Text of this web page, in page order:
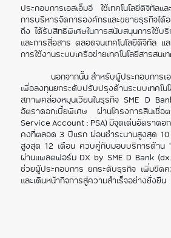
ประกอบการเอสเอ็มอี ใช้เทคโนโลยีดิจิทัลแ
การบริหารจัดการองค์กรและขยายธุรกิจไ
ถึง ได้รับสิทธิพิเศษในการสนับสนุนการใช้บริ
และการสื่อสาร ตลอดจนเทคโนโลยีดิจิทัล
การใช้งานระบบเครือข่ายเทคโนโลยีสารสนเ
นอกจากนั้น สำหรับผู้ประกอบการเ
เพื่อลงทุนยกระดับปรับปรุงด้านระบบเท
สภาพคล่องหมุนเวียนในธุรกิจ SME D
อัตราดอกเบี้ยพิเศษ ผ่านโครงการสินเชื่อ
Service Account : PSA) มีจุดเด่นอัตราดอ
คงที่ตลอด 3 ปีแรก ผ่อนชำระนานสูงสุด
สูงสุด 12 เดือน ควบคู่กับมอบบริการด้าน
ผ่านแพลตฟอร์ม DX by SME D Bank
ช่วยผู้ประกอบการ ยกระดับธุรกิจ เพิ่มขีดค
และเดินหน้ากิจการสู่ความสำเร็จอย่างยั่งยืน